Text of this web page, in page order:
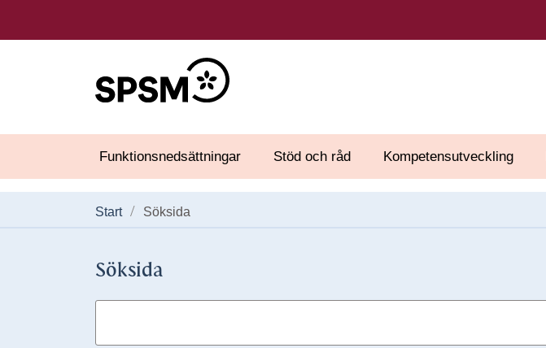
Funktionsnedsättningar Stöd och råd Kompetensutveckling
Start Söksida
Söksida